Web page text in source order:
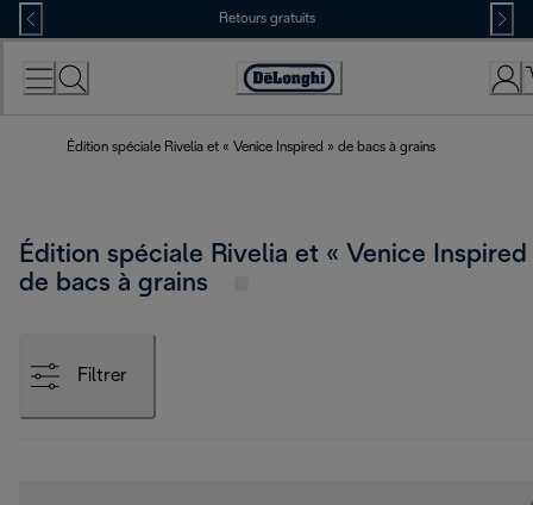
Skip
to
Content
Retours gratuits
Déclaration
Édition spéciale Rivelia et « Venice Inspired » de bacs à grains
Édition spéciale Rivelia et « Venice Inspired
de bacs à grains
Filtrer